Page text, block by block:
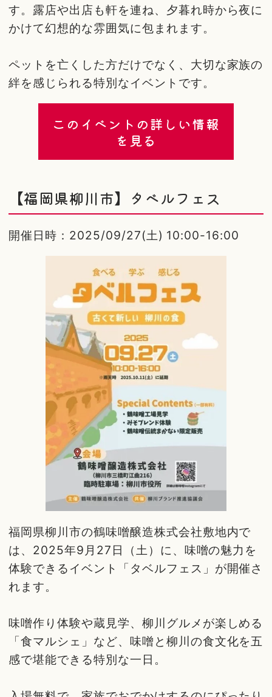
す。露店や出店も軒を連ね、夕暮れ時から夜に
かけて幻想的な雰囲気に包まれます。
ペットを亡くした方だけでなく、大切な家族の
絆を感じられる特別なイベントです。
このイベントの詳しい情報
を見る
【福岡県柳川市】タベルフェス
開催日時：2025/09/27(土) 10:00-16:00
福岡県柳川市の鶴味噌醸造株式会社敷地内で
は、2025年9月27日（土）に、味噌の魅力を
体験できるイベント「タベルフェス」が開催さ
れます。
味噌作り体験や蔵見学、柳川グルメが楽しめる
「食マルシェ」など、味噌と柳川の食文化を五
感で堪能できる特別な一日。